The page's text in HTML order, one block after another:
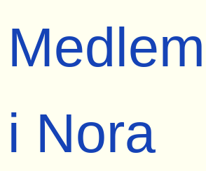
i Nora